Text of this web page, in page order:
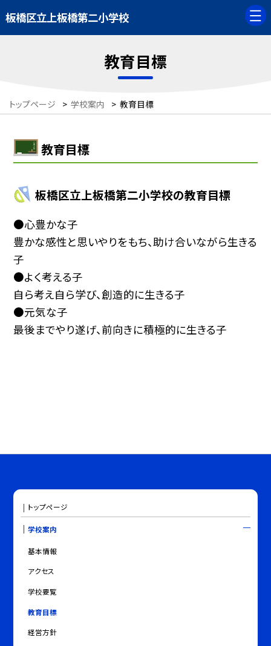
板橋区立上板橋第二小学校
教育目標
トップページ > 学校案内 > 教育目標
教育目標
板橋区立上板橋第二小学校の教育目標
●心豊かな子
豊かな感性と思いやりをもち、助け合いながら生きる
子
●よく考える子
自ら考え自ら学び、創造的に生きる子
●元気な子
最後までやり遂げ、前向きに積極的に生きる子
トップページ
学校案内
基本情報
アクセス
学校要覧
教育目標
経営方針